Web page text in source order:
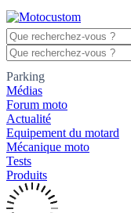
Parking
Médias
Forum moto
Actualité
Equipement du motard
Mécanique moto
Tests
Produits